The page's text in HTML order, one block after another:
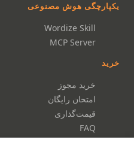
یکپارچگی هوش مصنوعی
Wordize Skill
MCP Server
خرید
خرید مجوز
امتحان رایگان
قیمت‌گذاری
FAQ